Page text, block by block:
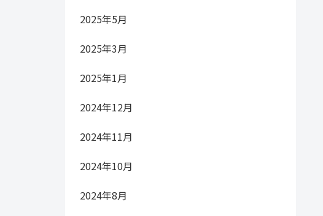
2025年5月
2025年3月
2025年1月
2024年12月
2024年11月
2024年10月
2024年8月